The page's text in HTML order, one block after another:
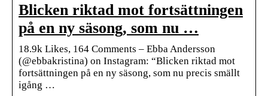
Blicken riktad mot fortsättningen
på en ny säsong, som nu …
18.9k Likes, 164 Comments – Ebba Andersson
(@ebbakristina) on Instagram: “Blicken riktad mot
fortsättningen på en ny säsong, som nu precis smällt
igång …